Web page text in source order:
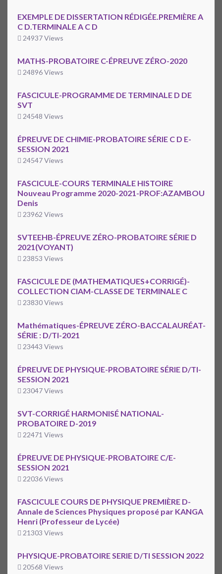
EXEMPLE DE DISSERTATION RÉDIGÉE.PREMIÈRE A
C D.TERMINALE A C D
24937 Views
MATHS-PROBATOIRE C-ÉPREUVE ZÉRO-2020
24896 Views
FASCICULE-PROGRAMME DE TERMINALE D DE
SVT
24548 Views
ÉPREUVE DE CHIMIE-PROBATOIRE SÉRIE C D E-
SESSION 2021
24547 Views
FASCICULE-COURS TERMINALE HISTOIRE
Nouveau Programme 2020-2021-PROF:AZAMBOU
Denis
23962 Views
SVTEEHB-ÉPREUVE ZÉRO-PROBATOIRE SÉRIE D
2021(VOYANT)
23853 Views
FASCICULE DE (MATHEMATIQUES+CORRIGÉ)-
COLLECTION CIAM-CLASSE DE TERMINALE C
23830 Views
Mathématiques-ÉPREUVE ZÉRO-BACCALAURÉAT-
SÉRIE : D/TI-2021
23443 Views
ÉPREUVE DE PHYSIQUE-PROBATOIRE SÉRIE D/TI-
SESSION 2021
23047 Views
SVT-CORRIGÉ HARMONISÉ NATIONAL-
PROBATOIRE D-2019
22471 Views
ÉPREUVE DE PHYSIQUE-PROBATOIRE C/E-
SESSION 2021
22036 Views
FASCICULE COURS DE PHYSIQUE PREMIÈRE D-
Annale de Sciences Physiques proposé par KANGA
Henri (Professeur de Lycée)
21303 Views
PHYSIQUE-PROBATOIRE SERIE D/TI SESSION 2022
20568 Views